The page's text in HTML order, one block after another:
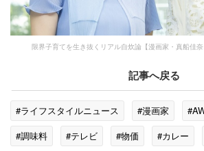
限界子育てを生き抜くリアル自炊論【漫画家・真船佳奈
記事へ戻る
#ライフスタイルニュース #漫画家
#調味料
#テレビ #物価 #カレー